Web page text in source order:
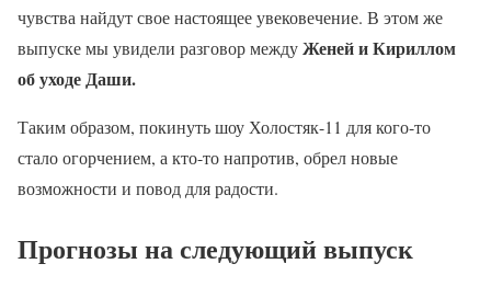
чувства найдут свое настоящее увековечение. В этом же
выпуске мы увидели разговор междуЖеней и Кириллом
об уходе Даши.
Таким образом, покинуть шоу Холостяк-11 для кого-то
стало огорчением, а кто-то напротив, обрел новые
возможности и повод для радости.
Прогнозы на следующий выпуск